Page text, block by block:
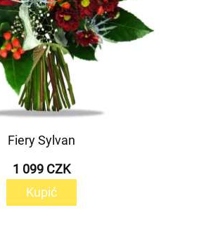
Fiery Sylvan
1 099 CZK
Kupić